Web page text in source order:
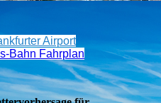
Airport
Bahn Fahrplan